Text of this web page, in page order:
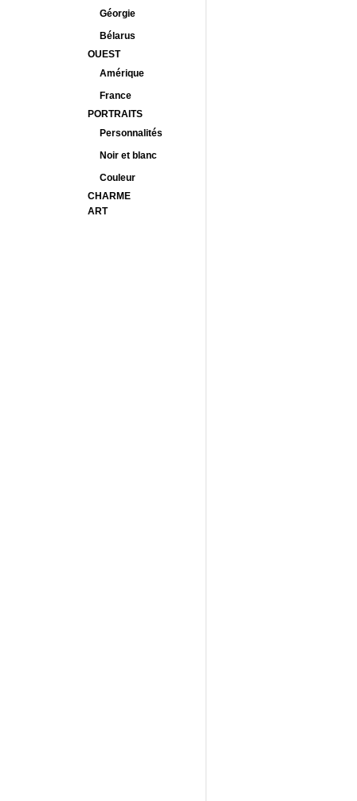
Géorgie
Bélarus
OUEST
Amérique
France
PORTRAITS
Personnalités
Noir et blanc
Couleur
CHARME
ART